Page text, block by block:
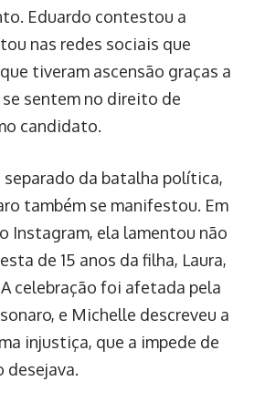
Eduardo contestou a
nas redes sociais que
tiveram ascensão graças a
sentem no direito de
candidato.
separado da batalha política,
também se manifestou. Em
Instagram, ela lamentou não
de 15 anos da filha, Laura,
celebração foi afetada pela
e Michelle descreveu a
injustiça, que a impede de
desejava.